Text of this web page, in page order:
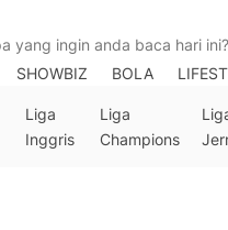
SHOWBIZ BOLA
Liga
Inggris
Liga
Champions